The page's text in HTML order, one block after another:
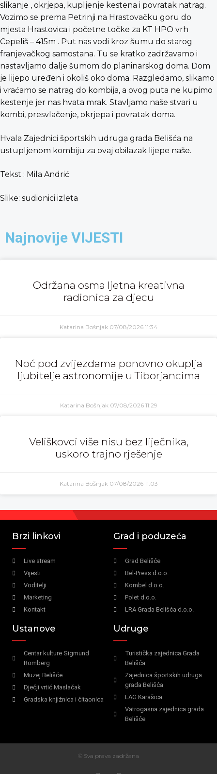
slikanje , okrjepa, kupljenje kestena i povratak natrag.
Vozimo se prema Petrinji na Hrastovačku goru do
mjesta Hrastovica i početne točke za KT HPO vrh
Cepeliš – 415m . Put nas vodi kroz šumu do starog
franjevačkog samostana. Tu se kratko zadržavamo i
nastavljamo dalje šumom do planinarskog doma. Dom
je lijepo uređen i okoliš oko doma. Razgledamo, slikamo
i vraćamo se natrag do kombija, a ovog puta ne kupimo
kestenje jer nas hvata mrak. Stavljamo naše stvari u
kombi, presvlačenje, okrjepa i povratak doma.
Hvala Zajednici športskih udruga grada Belišća na
ustupljenom kombiju za ovaj obilazak lijepe naše.
Tekst : Mila Andrić
Slike: sudionici izleta
Najnovije VIJESTI
Održana osma ljetna kreativna
radionica za djecu
Katarina Bošnjak 07/08/2026 11:34
Noć pod zvijezdama ponovno okuplja
ljubitelje astronomije u Tiborjancima
Katarina Bošnjak 07/08/2026 11:29
Veliškovci više nisu bez liječnika,
uskoro trajno rješenje
Katarina Bošnjak 07/08/2026 11:03
Brzi linkovi
Live stream
Vijesti
Voditelji
Marketing
Kontakt
Grad i poduzeća
Grad Belišće
Bel-Press d.o.o.
Kombel d.o.o.
Polet d.o.o.
LRA Grada Belišća d.o.o.
Ustanove
Centar kulture Sigmund
Romberg
Muzej Belišće
Dječji vrtić Maslačak
Gradska knjižnica i čitaonica
Udruge
Turistička zajednica Grada
Belišća
Zajednica športskih udruga
grada Belišća
LAG Karašica
Vatrogasna zajednica grada
Belišće
© Sva prava zadržana